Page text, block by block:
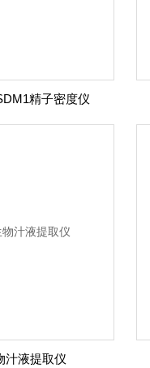
精子密度仪
汁液提取仪